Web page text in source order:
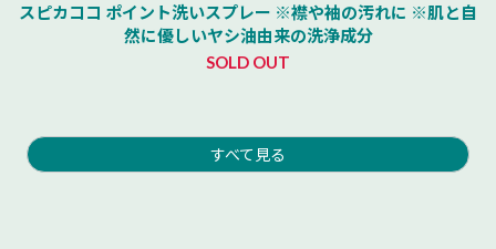
スピカココ ポイント洗いスプレー ※襟や袖の汚れに ※肌と自
然に優しいヤシ油由来の洗浄成分
SOLD OUT
すべて見る